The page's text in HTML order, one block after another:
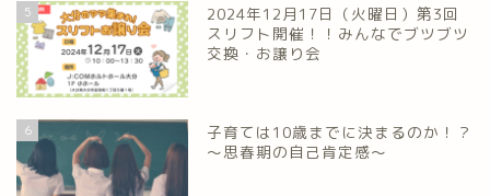
5
2024年12月17日（火曜日）第3回
スリフト開催！！みんなでブツブツ
交換・お譲り会
6
子育ては10歳までに決まるのか！？
～思春期の自己肯定感～